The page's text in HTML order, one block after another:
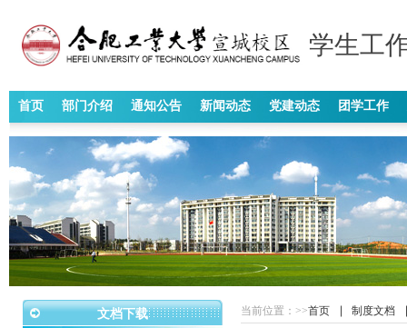
学生工
首页 部门介绍 通知公告 新闻动态 党建动态 团学工作
文档下载 当前位置： >>首页 制度文档